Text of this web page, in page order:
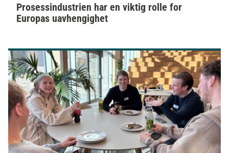
Prosessindustrien har en viktig rolle for
Europas uavhengighet